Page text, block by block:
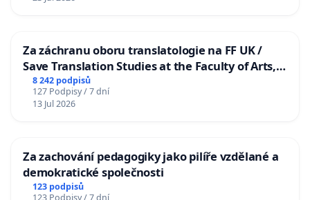
Za záchranu oboru translatologie na FF UK /
Save Translation Studies at the Faculty of Arts,
Charles University
8 242 podpisů
127 Podpisy / 7 dní
13 Jul 2026
Za zachování pedagogiky jako pilíře vzdělané a
demokratické společnosti
123 podpisů
123 Podpisy / 7 dní